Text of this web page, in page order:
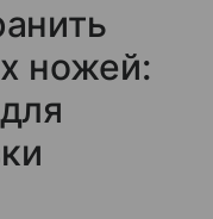
ножей: